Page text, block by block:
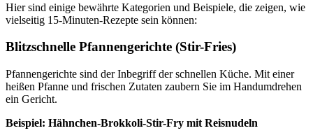
Hier sind einige bewährte Kategorien und Beispiele, die zeigen, wie
vielseitig 15-Minuten-Rezepte sein können:
Blitzschnelle Pfannengerichte (Stir-Fries)
Pfannengerichte sind der Inbegriff der schnellen Küche. Mit einer
heißen Pfanne und frischen Zutaten zaubern Sie im Handumdrehen
ein Gericht.
Beispiel: Hähnchen-Brokkoli-Stir-Fry mit Reisnudeln